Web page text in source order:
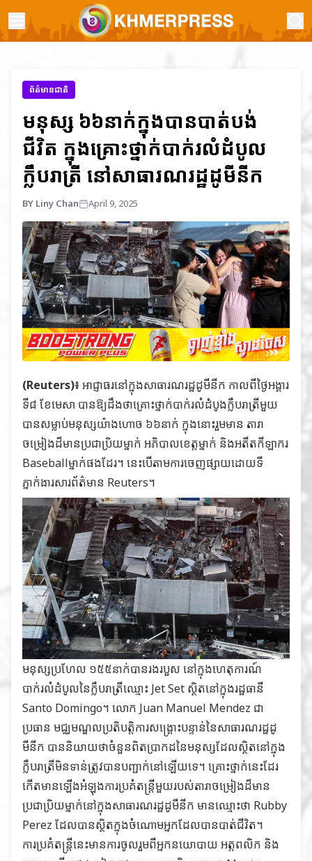
ព័ត៌មានជាតិ
មនុស្ស ៦៦នាក់ក្នុងបានបាត់បង់
ជីវិត ក្នុងគ្រោះថ្នាក់បាក់រលំដំបូល
ក្លឹបរាត្រី នៅសាធារណរដ្ឋដូមីនីក
BY Liny Chan April 9, 2025
(Reuters)៖ អាជ្ញាធរនៅក្នុងសាធារណរដ្ឋដូមីនីក កាលពីថ្ងៃអង្គារ
ទី៨ ខែមេសា បានឱ្យដឹងថាគ្រោះថ្នាក់បាក់រលំដំបូងក្លឹបរាត្រីមួយ
បានសម្លាប់មនុស្សយ៉ាងហោច ៦៦នាក់ ក្នុងនោះរួមមាន តារា
ចម្រៀងដ៏មានប្រជាប្រិយម្នាក់ អភិបាលខេត្តម្នាក់ និងអតីតកីឡាករ
Baseballម្នាក់ផងដែរ។ នេះបើតាមការចេញផ្សាយដោយទី
ភ្នាក់ងារសារព័ត៌មាន Reuters។
មនុស្សប្រហែល ១៥៥នាក់បានរងរបួស នៅក្នុងហេតុការណ៍
បាក់រលំដំបូលនៃក្លឹបរាត្រីឈ្មោះ Jet Set ស្ថិតនៅក្នុងរដ្ឋធានី
Santo Domingo។ លោក Juan Manuel Mendez ជា
ប្រធាន មជ្ឈមណ្ឌលប្រតិបត្តិការសង្រ្គោះបន្ទាន់នៃសាធារណរដ្ឋដូ
មីនីក បាននិយាយថាចំនួនពិតប្រាកដនៃមនុស្សដែលស្ថិតនៅក្នុង
ក្លឹបរាត្រីមិនទាន់ត្រូវបានបញ្ជាក់នៅឡើយទេ។ គ្រោះថ្នាក់នេះដែរ
កើតមានឡើងអំឡុងការប្រគំតន្ត្រីមួយរបស់តារាចម្រៀងដ៏មាន
ប្រជាប្រិយម្នាក់នៅក្នុងសាធារណរដ្ឋដូមីនីក មានឈ្មោះថា Rubby
Perez ដែលបានស្ថិតក្នុងចំណោមអ្នកដែលបានបាត់ជីវិត។
ការប្រគំតន្ត្រីនេះមានការចូលរួមពីអ្នកនយោបាយ អត្តពលិក និង